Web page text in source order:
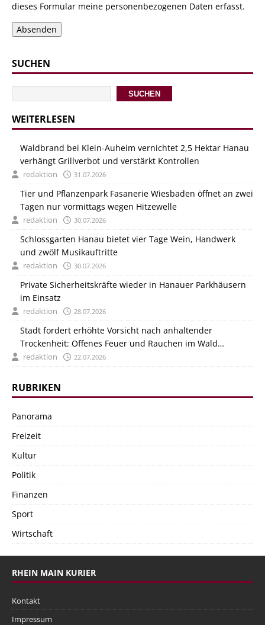
dieses Formular meine personenbezogenen Daten erfasst.
Absenden
SUCHEN
SUCHEN
WEITERLESEN
Waldbrand bei Klein-Auheim vernichtet 2,5 Hektar Hanau
verhängt Grillverbot und verstärkt Kontrollen
redaktion 31.07.2026
Tier und Pflanzenpark Fasanerie Wiesbaden öffnet an zwei
Tagen nur vormittags wegen Hitzewelle
redaktion 30.07.2026
Schlossgarten Hanau bietet vier Tage Wein, Handwerk
und zwölf Musikauftritte
redaktion 30.07.2026
Private Sicherheitskräfte wieder in Hanauer Parkhäusern
im Einsatz
redaktion 28.07.2026
Stadt fordert erhöhte Vorsicht nach anhaltender
Trockenheit: Offenes Feuer und Rauchen im Wald
verboten
redaktion 22.07.2026
RUBRIKEN
Panorama
Freizeit
Kultur
Politik
Finanzen
Sport
Wirtschaft
RHEIN MAIN KURIER
Kontakt
Impressum